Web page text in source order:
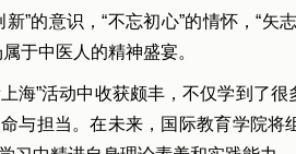
”的意识，“不忘初心”的情怀，“矢
于中医人的精神盛宴。
海”活动中收获颇丰，不仅学到了
与担当。在未来，国际教育学院将